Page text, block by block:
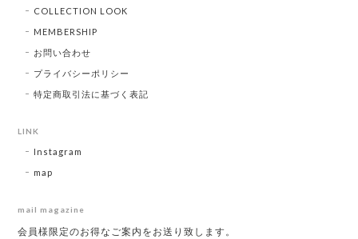
COLLECTION LOOK
MEMBERSHIP
お問い合わせ
プライバシーポリシー
特定商取引法に基づく表記
LINK
Instagram
map
mail magazine
会員様限定のお得なご案内をお送り致します。